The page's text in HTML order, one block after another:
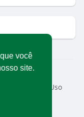
você
site.
Termos de Uso